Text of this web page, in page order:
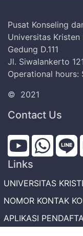
Pusat Konseling
Universitas Kristen
Gedung D.111
Jl. Siwalankerto
Operational hours:
© 2021
Contact Us
Links
UNIVERSITAS
NOMOR KONTAK
APLIKASI